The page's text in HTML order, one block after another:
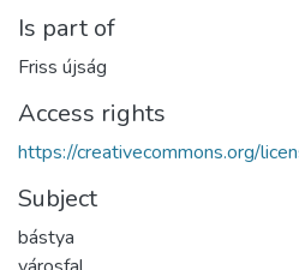
Is part of
Friss újság
Access rights
https://creativecommons.org/
Subject
bástya